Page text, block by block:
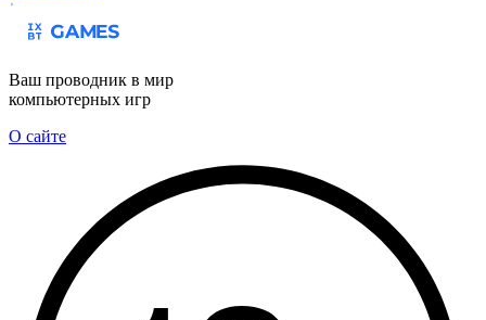
Ваш проводник в мир
компьютерных игр
О сайте